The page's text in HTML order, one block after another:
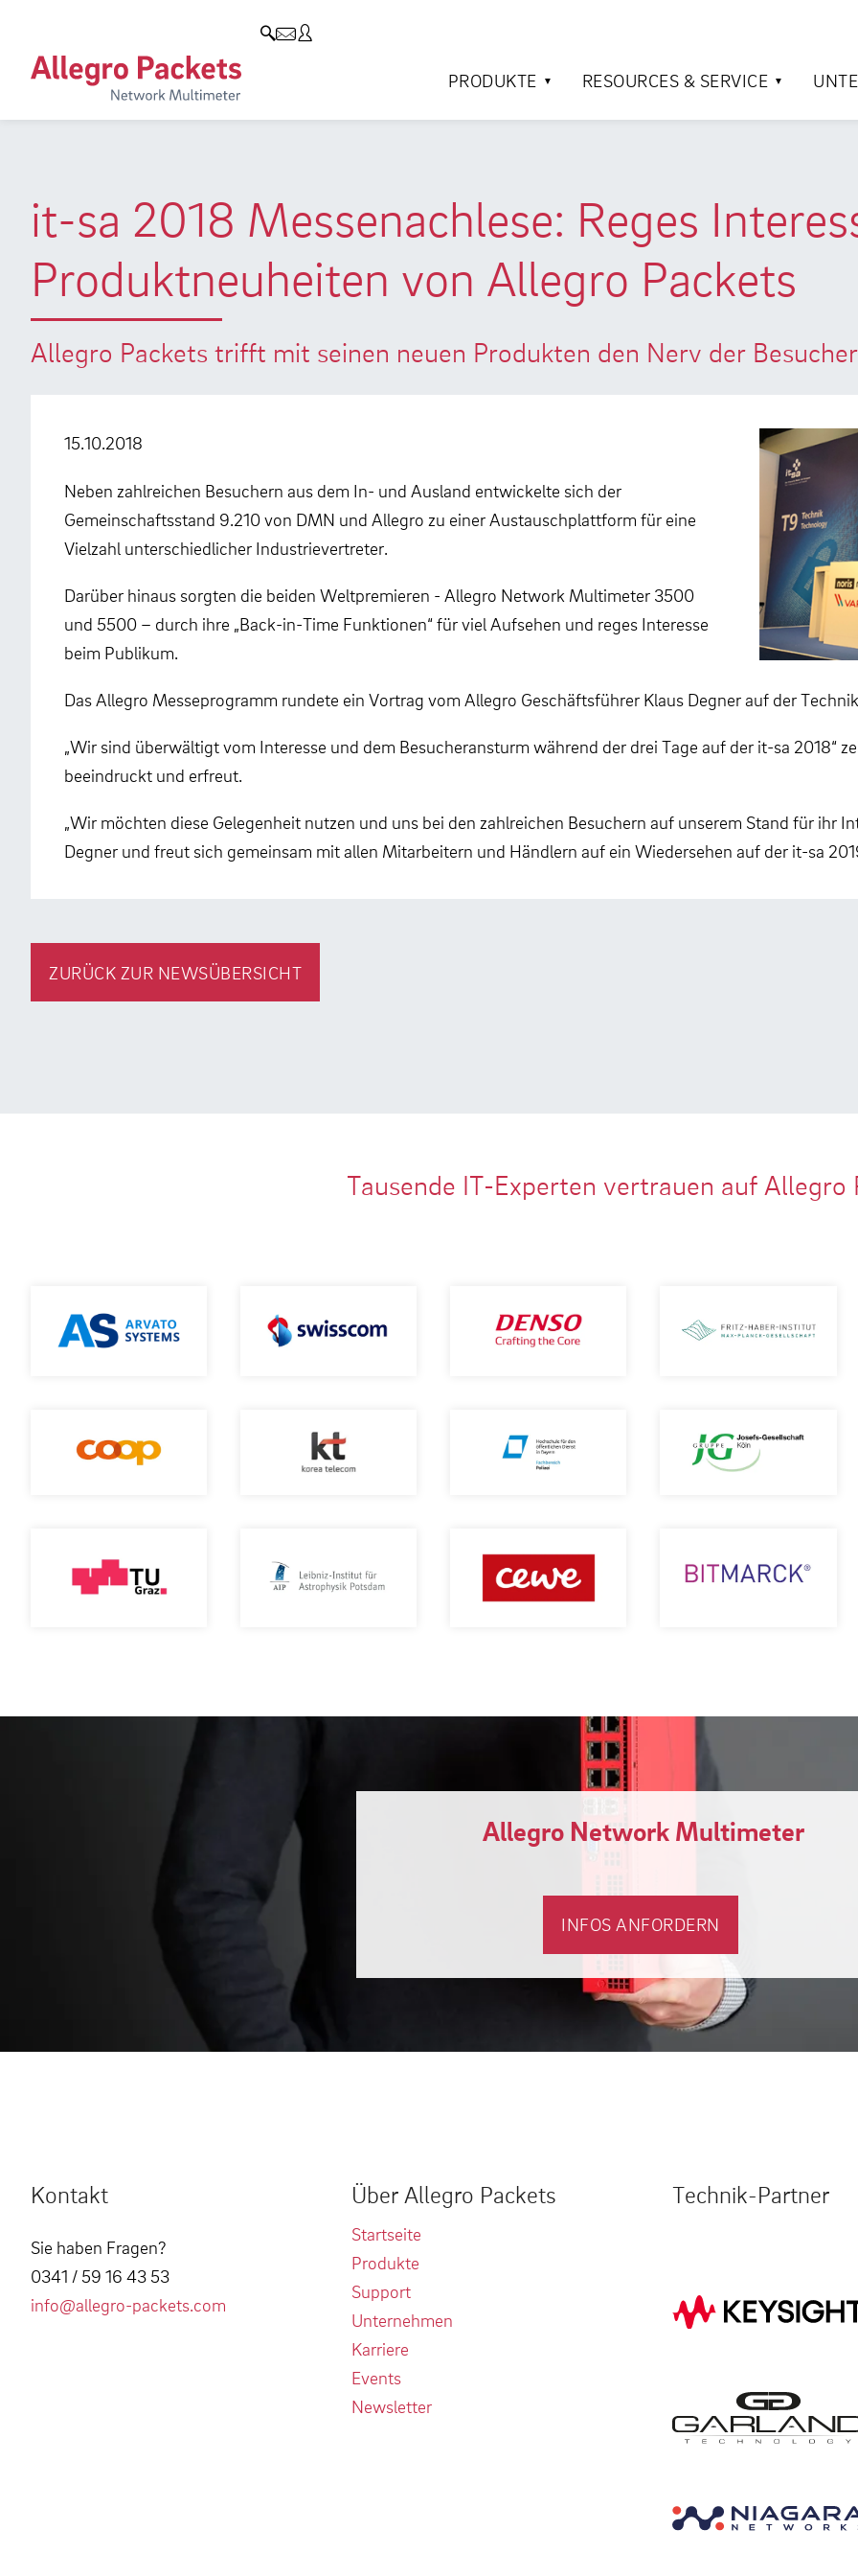
PRODUKTE
RESOURCES & SERVICE
it-sa 2018 Messenachlese: Reges
Produktneuheiten von Allegro Packets
Allegro Packets trifft mit seinen neuen Produkten den Nerv der
15.10.2018
Neben zahlreichen Besuchern aus dem In- und Ausland entwickelte sich der
Gemeinschaftsstand 9.210 von DMN und Allegro zu einer Austauschplattform für eine
Vielzahl unterschiedlicher Industrievertreter.
Darüber hinaus sorgten die beiden Weltpremieren - Allegro Network Multimeter 3500
und 5500 – durch ihre „Back-in-Time Funktionen“ für viel Aufsehen und reges Interesse
beim Publikum.
Das Allegro Messeprogramm rundete ein Vortrag vom Allegro Geschäftsführer Klaus Degner auf der
„Wir sind überwältigt vom Interesse und dem Besucheransturm während der drei Tage auf der it-sa 2018“
beeindruckt und erfreut.
„Wir möchten diese Gelegenheit nutzen und uns bei den zahlreichen Besuchern auf unserem Stand für ihr
Degner und freut sich gemeinsam mit allen Mitarbeitern und Händlern auf ein Wiedersehen auf der it-sa
ZURÜCK ZUR NEWSÜBERSICHT
Tausende IT-Experten vertrauen auf Allegro
Allegro Network Multimeter
INFOS ANFORDERN
Kontakt
Sie haben Fragen?
0341 / 59 16 43 53
info@allegro-packets.com
Über Allegro Packets
Startseite
Produkte
Support
Unternehmen
Karriere
Events
Newsletter
Technik-Partner
Allegro Network Multimeter
Analyse-Module
Resources & Service
Use Cases
Solution Briefs
Case Studies
Videos
Produkt-Handbuch
Unternehmen
Unternehmen
Kunden
Umweltschutz
Forschung und Lehre